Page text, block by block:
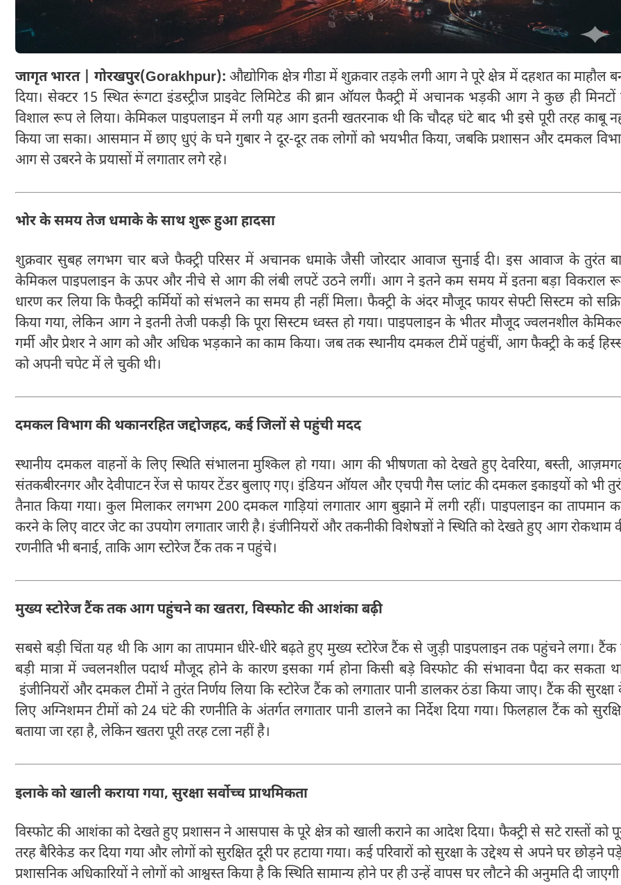
जागृत भारत | गोरखपुर(Gorakhpur): औद्योगिक क्षेत्र गीडा में शुक्रवार तड़के लगी आग ने पूरे क्षेत्र में दहशत का माहौल
दिया। सेक्टर 15 स्थित रूंगटा इंडस्ट्रीज प्राइवेट लिमिटेड की ब्रान ऑयल फैक्ट्री में अचानक भड़की आग ने कुछ ही मिनटों
विशाल रूप ले लिया। केमिकल पाइपलाइन में लगी यह आग इतनी खतरनाक थी कि चौदह घंटे बाद भी इसे पूरी तरह काबू
किया जा सका। आसमान में छाए धुएं के घने गुबार ने दूर-दूर तक लोगों को भयभीत किया, जबकि प्रशासन और दमकल
आग से उबरने के प्रयासों में लगातार लगे रहे।
भोर के समय तेज धमाके के साथ शुरू हुआ हादसा
शुक्रवार सुबह लगभग चार बजे फैक्ट्री परिसर में अचानक धमाके जैसी जोरदार आवाज सुनाई दी। इस आवाज के तुरंत
केमिकल पाइपलाइन के ऊपर और नीचे से आग की लंबी लपटें उठने लगीं। आग ने इतने कम समय में इतना बड़ा विकराल
धारण कर लिया कि फैक्ट्री कर्मियों को संभलने का समय ही नहीं मिला। फैक्ट्री के अंदर मौजूद फायर सेफ्टी सिस्टम को
किया गया, लेकिन आग ने इतनी तेजी पकड़ी कि पूरा सिस्टम ध्वस्त हो गया। पाइपलाइन के भीतर मौजूद ज्वलनशील
गर्मी और प्रेशर ने आग को और अधिक भड़काने का काम किया। जब तक स्थानीय दमकल टीमें पहुंचीं, आग फैक्ट्री के कई
को अपनी चपेट में ले चुकी थी।
दमकल विभाग की थकानरहित जद्दोजहद, कई जिलों से पहुंची मदद
स्थानीय दमकल वाहनों के लिए स्थिति संभालना मुश्किल हो गया। आग की भीषणता को देखते हुए देवरिया, बस्ती,
संतकबीरनगर और देवीपाटन रेंज से फायर टेंडर बुलाए गए। इंडियन ऑयल और एचपी गैस प्लांट की दमकल इकाइयों को भी
तैनात किया गया। कुल मिलाकर लगभग 200 दमकल गाड़ियां लगातार आग बुझाने में लगी रहीं। पाइपलाइन का तापमान
करने के लिए वाटर जेट का उपयोग लगातार जारी है। इंजीनियरों और तकनीकी विशेषज्ञों ने स्थिति को देखते हुए आग रोकथाम
रणनीति भी बनाई, ताकि आग स्टोरेज टैंक तक न पहुंचे।
मुख्य स्टोरेज टैंक तक आग पहुंचने का खतरा, विस्फोट की आशंका बढ़ी
सबसे बड़ी चिंता यह थी कि आग का तापमान धीरे-धीरे बढ़ते हुए मुख्य स्टोरेज टैंक से जुड़ी पाइपलाइन तक पहुंचने लगा। टैंक
बड़ी मात्रा में ज्वलनशील पदार्थ मौजूद होने के कारण इसका गर्म होना किसी बड़े विस्फोट की संभावना पैदा कर सकता
इंजीनियरों और दमकल टीमों ने तुरंत निर्णय लिया कि स्टोरेज टैंक को लगातार पानी डालकर ठंडा किया जाए। टैंक की
लिए अग्निशमन टीमों को 24 घंटे की रणनीति के अंतर्गत लगातार पानी डालने का निर्देश दिया गया। फिलहाल टैंक को
बताया जा रहा है, लेकिन खतरा पूरी तरह टला नहीं है।
इलाके को खाली कराया गया, सुरक्षा सर्वोच्च प्राथमिकता
विस्फोट की आशंका को देखते हुए प्रशासन ने आसपास के पूरे क्षेत्र को खाली कराने का आदेश दिया। फैक्ट्री से सटे रास्तों को
तरह बैरिकेड कर दिया गया और लोगों को सुरक्षित दूरी पर हटाया गया। कई परिवारों को सुरक्षा के उद्देश्य से अपने घर छोड़ने
प्रशासनिक अधिकारियों ने लोगों को आश्वस्त किया है कि स्थिति सामान्य होने पर ही उन्हें वापस घर लौटने की अनुमति दी